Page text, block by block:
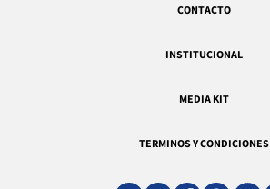
CONTACTO
INSTITUCIONAL
MEDIA KIT
TERMINOS Y CONDICIONES